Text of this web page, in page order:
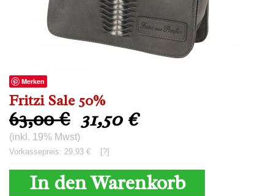
Merken
Fritzi Sale 50%
63,00 € 31,50 €
(inkl. 19% Mwst)
Vorkassepreis: 29,93 € [?]
In den Warenkorb